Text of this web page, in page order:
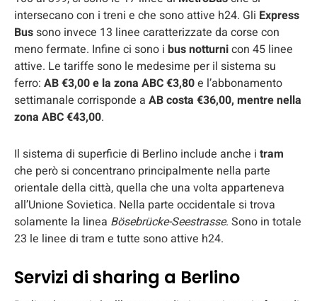
intersecano con i treni e che sono attive h24. Gli Express
Bussono invece 13 linee caratterizzate da corse con
meno fermate. Infine ci sono i bus notturnicon 45 linee
attive. Le tariffe sono le medesime per il sistema su
ferro: AB €3,00 e la zona ABC €3,80e l’abbonamento
settimanale corrisponde a AB costa €36,00, mentre nella
zona ABC €43,00.
Il sistema di superficie di Berlino include anche i tram
che però si concentrano principalmente nella parte
orientale della città, quella che una volta apparteneva
all’Unione Sovietica. Nella parte occidentale si trova
solamente la linea Bösebrücke-Seestrasse. Sono in totale
23 le linee di tram e tutte sono attive h24.
Servizi di sharing a Berlino